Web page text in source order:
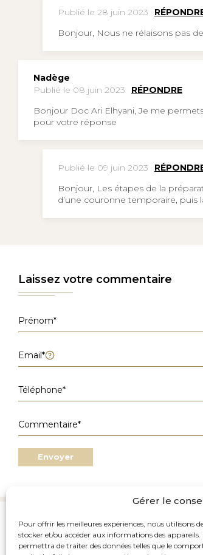
Gérer le
Pour offrir les meilleures expériences, nous utilisons
stocker et/ou accéder aux informations des
permettra de traiter des données telles que le
Publié le 28 juin 2023
Bonjour, Nous ne rélaisons pas
Nadège
Publié le 08 juin 2023
RÉPONDRE
Bonjour Doc Ari Elhyani, Je me
pour votre réponse
Publié le 09 juin 2023
Bonjour, Les étapes de la
d’une couronne temporaire,
Laissez votre commentaire
Envoyer
83
01